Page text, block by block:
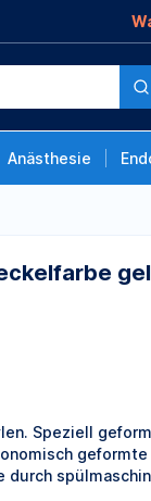
Anästhesie
Speziell
durch